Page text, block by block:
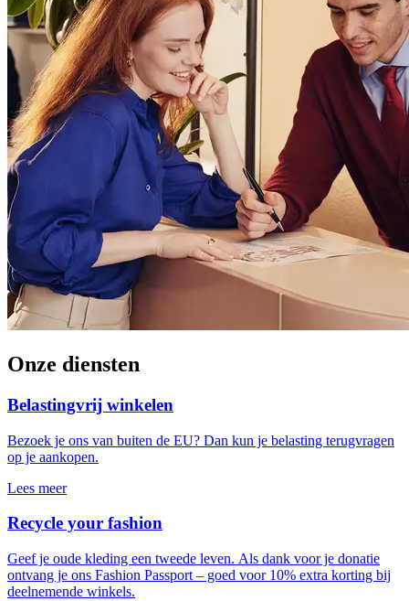
Onze diensten
Belastingvrij winkelen
Bezoek je ons van buiten de EU? Dan kun je belasting terugvragen
op je aankopen.
Lees meer
Recycle your fashion
Geef je oude kleding een tweede leven. Als dank voor je donatie
ontvang je ons Fashion Passport – goed voor 10% extra korting bij
deelnemende winkels.